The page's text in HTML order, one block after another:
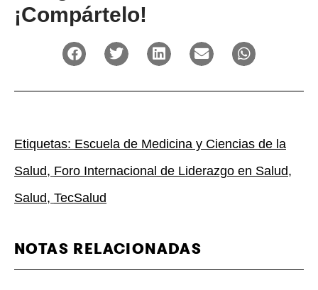
¡Compártelo!
Etiquetas: Escuela de Medicina y Ciencias de la
Salud, Foro Internacional de Liderazgo en Salud,
Salud, TecSalud
NOTAS RELACIONADAS